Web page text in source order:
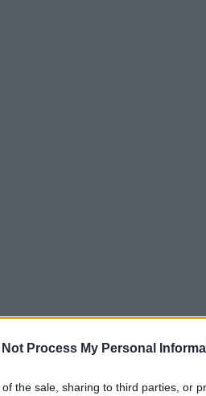
Not Process My Personal
the sale, sharing to third parties, or